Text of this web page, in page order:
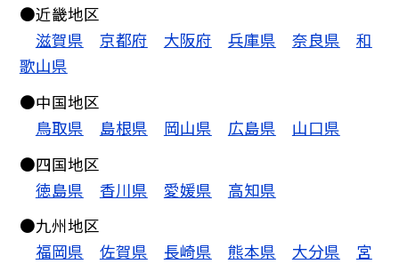
●近畿地区
滋賀県
京都府 大阪府 兵庫県 奈良県
和
歌山県
●中国地区
鳥取県
島根県 岡山県 広島県
山口県
●四国地区
徳島県
香川県 愛媛県
高知県
●九州地区
福岡県
佐賀県 長崎県 熊本県 大分県
宮